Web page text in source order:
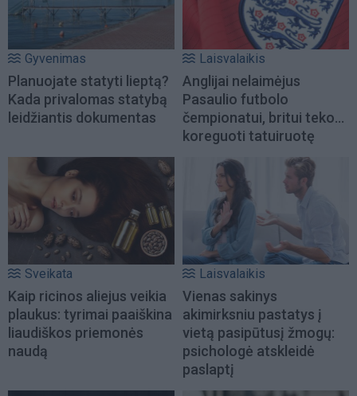
Gyvenimas
Planuojate statyti lieptą?
Kada privalomas statybą
leidžiantis dokumentas
Laisvalaikis
Anglijai nelaimėjus
Pasaulio futbolo
čempionatui, britui teko...
koreguoti tatuiruotę
Sveikata
Kaip ricinos aliejus veikia
plaukus: tyrimai paaiškina
liaudiškos priemonės
naudą
Laisvalaikis
Vienas sakinys
akimirksniu pastatys į
vietą pasipūtusį žmogų:
psichologė atskleidė
paslaptį